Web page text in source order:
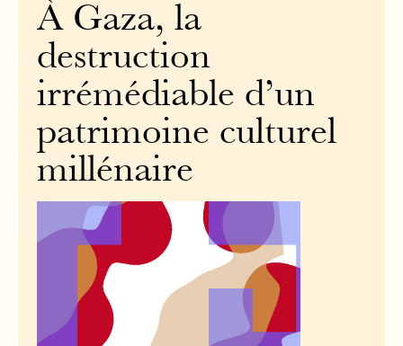
À Gaza, la
destruction
irrémédiable d’un
patrimoine culturel
millénaire